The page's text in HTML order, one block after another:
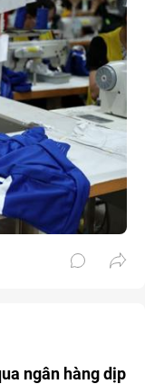
ngân hàng dịp